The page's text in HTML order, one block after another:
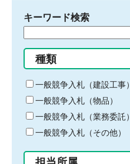
キーワード検索
る
キ
ー
ワ
ー
ド
入
種類
一般競争入札（建設工事）
一般競争入札（物品）
一般競争入札（業務委託）
一般競争入札（その他）